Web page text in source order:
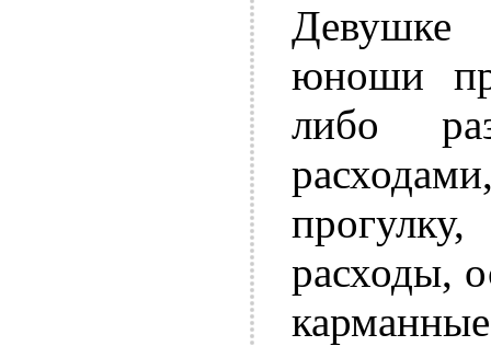
Девушке
юноши
либо
расходы,